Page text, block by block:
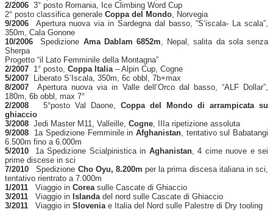
2/2006 3° posto Romania, Ice Climbing Word Cup
2° posto classifica generale Coppa del Mondo , Norvegia
9/2006 Apertura nuova via in Sardegna dal basso, “S’iscala- La scala”,
350m, Cala Gonone
10/2006 Spedizione Ama Dablam 6852m , Nepal, salita da sola senza
Sherpa
Progetto “il Lato Femminile della Montagna”
2/2007 1° posto, Coppa Italia – Alpin Cup, Cogne
5/2007 Liberato S’Iscala, 350m, 6c obbl, 7b+max
8/2007 Apertura nuova via in Valle dell’Orco dal basso, “ALF Dollar”,
180m, 6b obbl, max 7°
2/2008 5°posto Val Daone, Coppa del Mondo di arrampicata su
ghiaccio
3/2008 Jedi Master M11, Valleille, Cogne , IIIa ripetizione assoluta
9/2008 1a Spedizione Femminile in Afghanistan , tentativo sul Babatangi
6.500m fino a 6.000m
5/2010 1a Spedizione Scialpinistica in Aghanistan, 4 cime nuove e sei
prime discese in sci
7/2010 Spedizione Cho Oyu, 8.200m per la prima discesa italiana in sci,
tentativo rientrato a 7.000m
1/2011 Viaggio in Corea sulle Cascate di Ghiaccio
3/2011 Viaggio in Islanda del nord sulle Cascate di Ghiaccio
3/2011 Viaggio in Slovenia e Italia del Nord sulle Palestre di Dry tooling